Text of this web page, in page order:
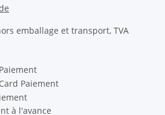
emballage et transport, TVA